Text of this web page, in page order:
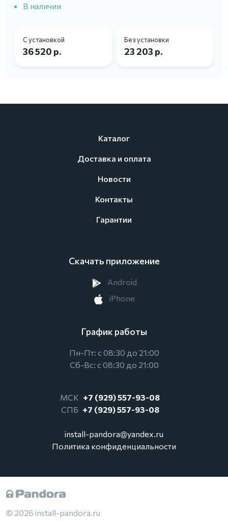
В наличии
С установкой
36 520 р.
Без установки
23 203 р.
Каталог
Доставка и оплата
Новости
Контакты
Гарантии
Скачать приложение
Android
iPhone
График работы
Пн-Пт: с 08:30 до 21:00
Сб-Вс: с 08:30 до 21:00
МСК +7 (929) 557-93-08
СПБ +7 (929) 557-93-08
install-pandora@yandex.ru
Политика конфиденциальности
© 2026 install-pandora.ru